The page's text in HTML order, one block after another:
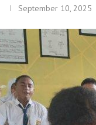
September 10, 2025